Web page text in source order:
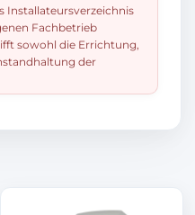
Installateursverzeichnis
Fachbetrieb
sowohl die Errichtung,
der